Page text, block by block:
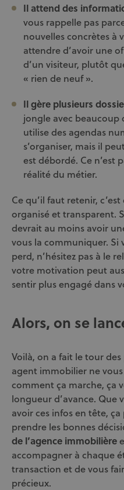
Il attend des
vous rappelle pas
nouvelles concrètes à
attendre d’avoir une
d’un visiteur, plutôt
« rien de neuf ».
Il gère plusieurs
jongle avec beaucoup
utilise des agendas
s’organiser, mais il
est débordé. Ce n’est
réalité du métier.
Ce qu’il faut retenir,
organisé et transparent.
devrait au moins avoir
vous la communiquer. Si
perd, n’hésitez pas à le
votre motivation peut
sentir plus engagé dans
Alors, on se
Voilà, on a fait le tour
agent immobilier ne
comment ça marche, ça
longueur d’avance. Que
avoir ces infos en tête,
prendre les bonnes
de l’agence immobilière
accompagner à chaque
transaction et de vous
précieux.